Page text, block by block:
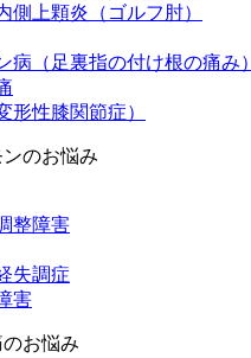
側上顆炎（ゴルフ肘）
病（足裏指の付け根の痛み）
形性膝関節症）
のお悩み
整障害
失調症
害
お悩み